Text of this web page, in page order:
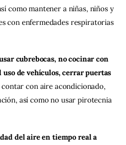
como mantener a niñas, niños y
con enfermedades respiratorias
cubrebocas, no cocinar con
de vehículos, cerrar puertas
contar con aire acondicionado,
así como no usar pirotecnia
del aire en tiempo real a